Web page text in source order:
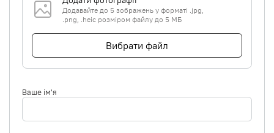
Додавайте до 5 зображень у форматі .jpg,
.png, .heic розміром файлу до 5 МБ
Вибрати файл
Ваше ім'я